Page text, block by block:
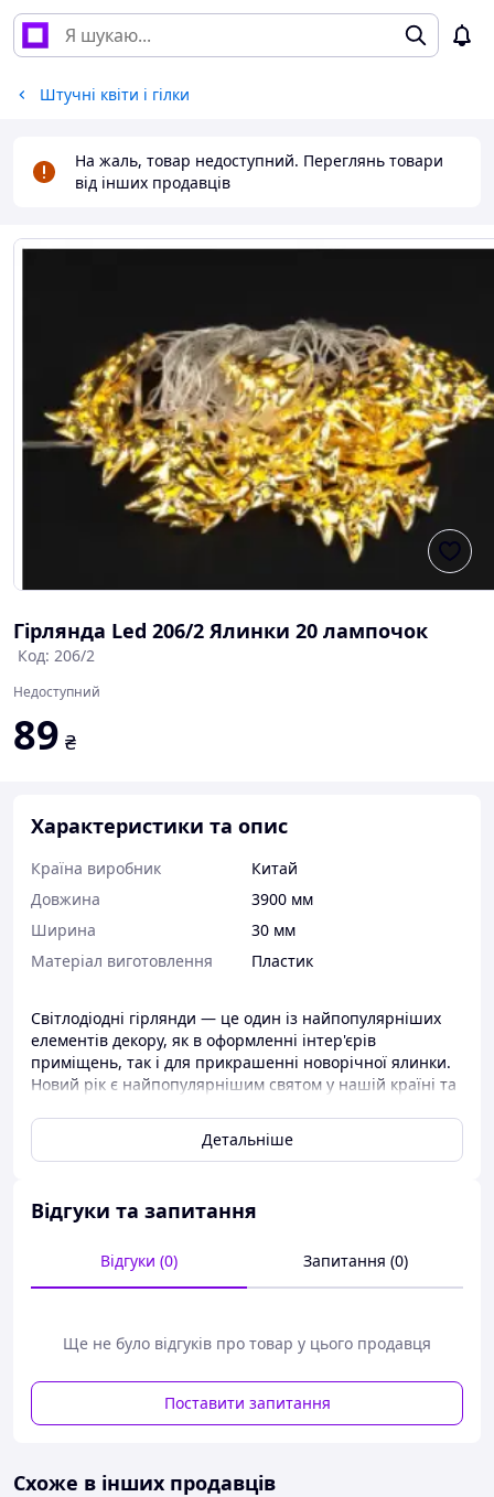
Штучні квіти і гілки
На жаль, товар недоступний. Переглянь товари
від інших продавців
Гірлянда Led 206/2 Ялинки 20 лампочок
Код: 206/2
Недоступний
89 ₴
Характеристики та опис
Країна виробник
Китай
Довжина
3900 мм
Ширина
30 мм
Матеріал виготовлення
Пластик
Світлодіодні гірлянди — це один із найпопулярніших
елементів декору, як в оформленні інтер'єрів
приміщень, так і для прикрашенні новорічної ялинки.
Новий рік є найпопулярнішим святом у нашій країні та
світлодіодними новорічними гірляндами вулиці та
парки. Власники приватних будинків теж старіють
обмотуючи світлодіодними гірляндами стовбури дерев.
магазинів. Дуже ефектно виглядають магазини, фасад
яких повністю покритий світлодіодними фіранками.
instagram @valeri.posuda
на сайті за найвигіднішими цінами
Детальніше
Відгуки та запитання
Відгуки (0) Запитання (0)
Ще не було відгуків про товар у цього продавця
Поставити запитання
Схоже в інших продавців